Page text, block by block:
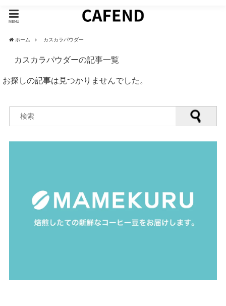
MENU
ホーム カスカラパウダー
カスカラパウダーの記事一覧
お探しの記事は見つかりませんでした。